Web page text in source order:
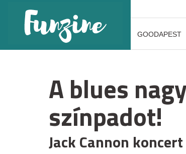
GOODAPEST
A blues
színpadot!
Jack Cannon